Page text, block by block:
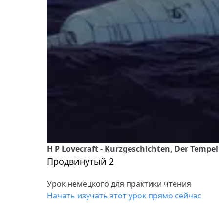
H P Lovecraft - Kurzgeschichten, Der Tempel
Продвинутый 2
Урок немецкого для практики чтения
Начать изучать этот урок прямо сейчас